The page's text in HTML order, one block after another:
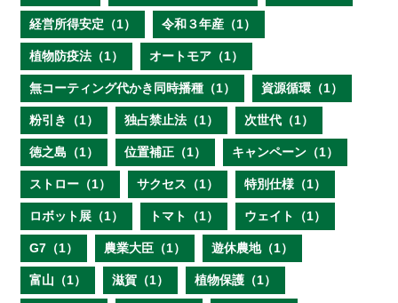
経営所得安定（1） 令和３年産（1）
植物防疫法（1） オートモア（1）
無コーティング代かき同時播種（1） 資源循環（1）
粉引き（1） 独占禁止法（1） 次世代（1）
徳之島（1） 位置補正（1） キャンペーン（1）
ストロー（1） サクセス（1） 特別仕様（1）
ロボット展（1） トマト（1） ウェイト（1）
G7（1） 農業大臣（1） 遊休農地（1）
富山（1） 滋賀（1） 植物保護（1）